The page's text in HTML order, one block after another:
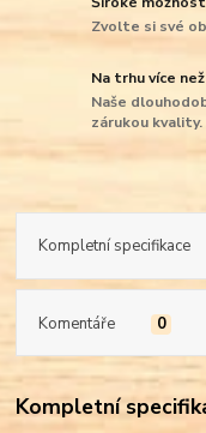
Zvolte si své
Na trhu více
Naše
zárukou kvality.
Kompletní specifikace
Komentáře 0
Kompletní